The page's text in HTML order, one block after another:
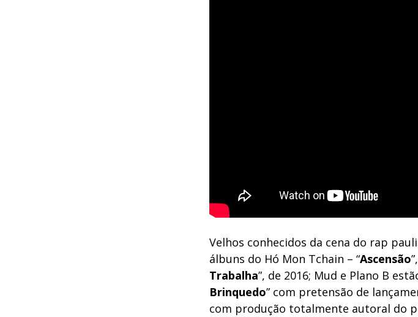
Velhos conhecidos da cena do rap
álbuns do Hó Mon Tchain – “Ascensão
Trabalha”, de 2016; Mud e Plano B
Brinquedo” com pretensão de
com produção totalmente autoral do